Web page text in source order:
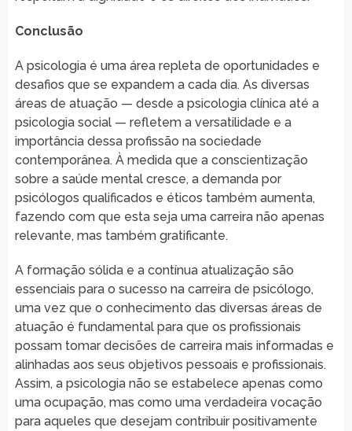
Conclusão
A psicologia é uma área repleta de oportunidades e
desafios que se expandem a cada dia. As diversas
áreas de atuação — desde a psicologia clínica até a
psicologia social — refletem a versatilidade e a
importância dessa profissão na sociedade
contemporânea. À medida que a conscientização
sobre a saúde mental cresce, a demanda por
psicólogos qualificados e éticos também aumenta,
fazendo com que esta seja uma carreira não apenas
relevante, mas também gratificante.
A formação sólida e a contínua atualização são
essenciais para o sucesso na carreira de psicólogo,
uma vez que o conhecimento das diversas áreas de
atuação é fundamental para que os profissionais
possam tomar decisões de carreira mais informadas e
alinhadas aos seus objetivos pessoais e profissionais.
Assim, a psicologia não se estabelece apenas como
uma ocupação, mas como uma verdadeira vocação
para aqueles que desejam contribuir positivamente